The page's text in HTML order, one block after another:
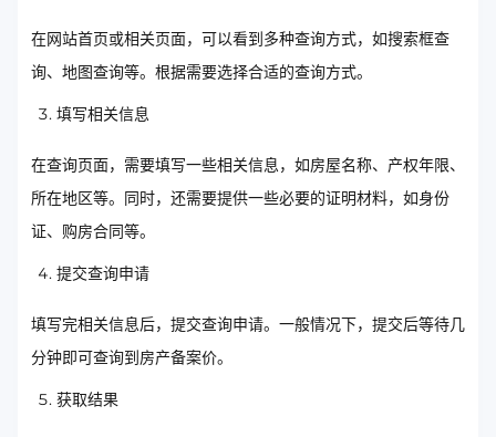
在网站首页或相关页面，可以看到多种查询方式，如搜索框查
询、地图查询等。根据需要选择合适的查询方式。
填写相关信息
在查询页面，需要填写一些相关信息，如房屋名称、产权年限、
所在地区等。同时，还需要提供一些必要的证明材料，如身份
证、购房合同等。
提交查询申请
填写完相关信息后，提交查询申请。一般情况下，提交后等待几
分钟即可查询到房产备案价。
获取结果